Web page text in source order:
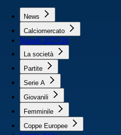
News
Calciomercato
Napoli 2025/26
La società
Partite
Serie A
Giovanili
Femminile
Coppe Europee